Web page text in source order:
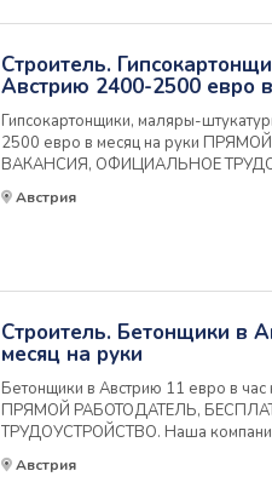
Строитель.
Австрию 2400-2500 евро
Гипсокартонщики, маляры-
2500 евро в месяц на руки
ВАКАНСИЯ, ОФИЦИАЛЬНОЕ
приглашает на работу
компании-лидера промышленного
Австрия
Строитель. Бетонщики в
месяц на руки
Бетонщики в Австрию 11 евро в
ПРЯМОЙ РАБОТОДАТЕЛЬ,
ТРУДОУСТРОЙСТВО. Наша
специалистов для работы в
промышленного строительства в
Австрия